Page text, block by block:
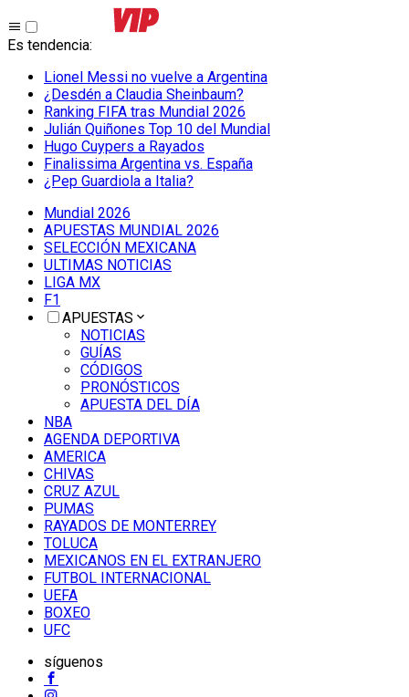
Es tendencia:
Lionel Messi no vuelve a Argentina
¿Desdén a Claudia Sheinbaum?
Ranking FIFA tras Mundial 2026
Julián Quiñones Top 10 del Mundial
Hugo Cuypers a Rayados
Finalissima Argentina vs. España
¿Pep Guardiola a Italia?
Mundial 2026
APUESTAS MUNDIAL 2026
SELECCIÓN MEXICANA
ULTIMAS NOTICIAS
LIGA MX
F1
APUESTAS
NOTICIAS
GUÍAS
CÓDIGOS
PRONÓSTICOS
APUESTA DEL DÍA
NBA
AGENDA DEPORTIVA
AMERICA
CHIVAS
CRUZ AZUL
PUMAS
RAYADOS DE MONTERREY
TOLUCA
MEXICANOS EN EL EXTRANJERO
FUTBOL INTERNACIONAL
UEFA
BOXEO
UFC
síguenos